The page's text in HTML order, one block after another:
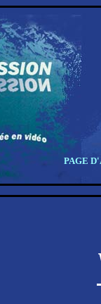
PAGE